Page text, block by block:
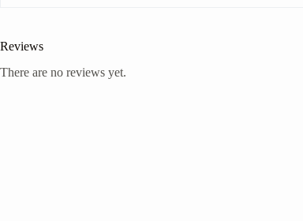
Reviews
There are no reviews yet.